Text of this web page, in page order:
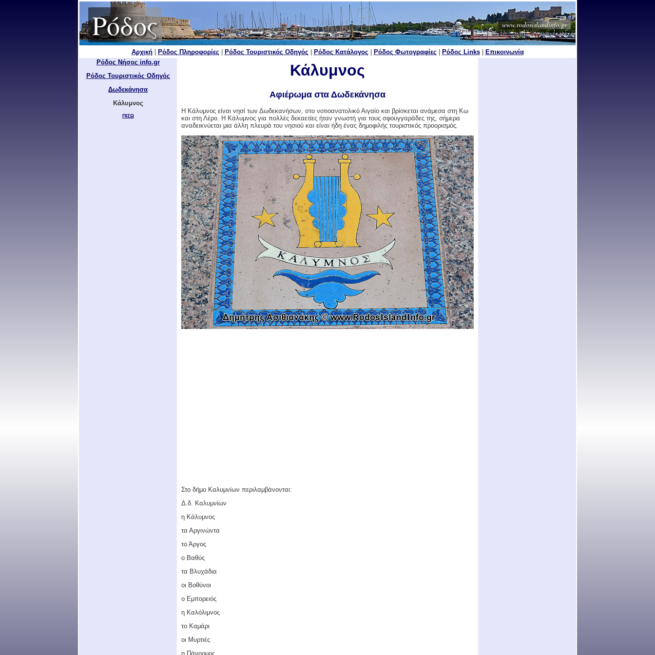
Ρόδος www.rodosislandinfo.gr
Αρχική| Ρόδος Πληροφορίες Ρόδος Τουριστικός Οδηγός Ρόδος Κατάλογος Ρόδος Φωτογραφίες Ρόδος Links|
Επικοινωνία
Ρόδος Νήσος info.gr
Ρόδος Τουριστικός Οδηγός
Δωδεκάνησα
Κάλυμνος
ΠΙΣΩ
Κάλυμνος
Αφιέρωμα στα Δωδεκάνησα
Η Κάλυμνος είναι νησί των Δωδεκανήσων, στο νοτιοανατολικό Αιγαίο και βρίσκεται ανάμεσα στη Κω
και στη Λέρο. Η Κάλυμνος για πολλές δεκαετίες ήταν γνωστή για τους σφουγγαράδες της, σήμερα
αναδεικνύεται μια άλλη πλευρά του νησιού και είναι ήδη ένας δημοφιλής τουριστικός προορισμός.
Στο δήμο Καλυμνίων περιλαμβάνονται:
Δ.δ. Καλυμνίων
η Κάλυμνος
τα Αργινώντα
το Άργος
ο Βαθύς
τα Βλυχάδια
οι Βοθύνοι
ο Εμπορειός
η Καλόλιμνος
το Καμάρι
οι Μυρτιές
η Πάνορμος